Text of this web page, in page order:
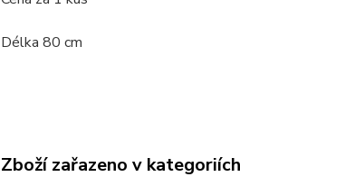
Délka 80 cm
Zboží zařazeno v kategoriích